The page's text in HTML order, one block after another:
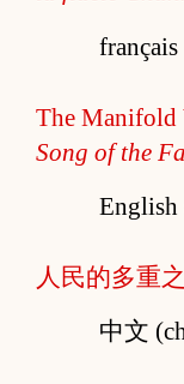
français
The Manifold
Song of the
English
人民的多重
中文